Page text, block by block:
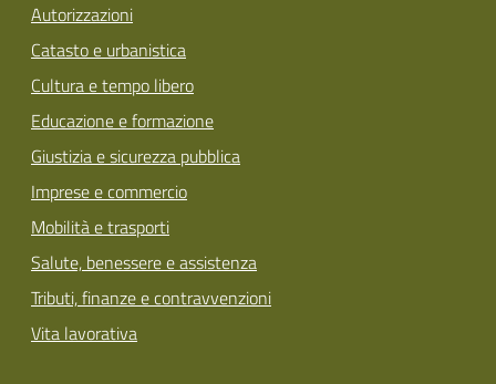
Autorizzazioni
Catasto e urbanistica
Cultura e tempo libero
Educazione e formazione
Giustizia e sicurezza pubblica
Imprese e commercio
Mobilità e trasporti
Salute, benessere e assistenza
Tributi, finanze e contravvenzioni
Vita lavorativa